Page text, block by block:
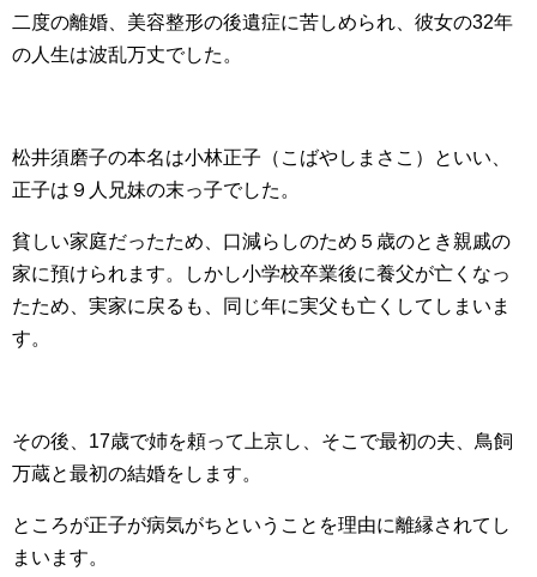
二度の離婚、美容整形の後遺症に苦しめられ、彼女の32年
の人生は波乱万丈でした。
松井須磨子の本名は小林正子（こばやしまさこ）といい、
正子は９人兄妹の末っ子でした。
貧しい家庭だったため、口減らしのため５歳のとき親戚の
家に預けられます。しかし小学校卒業後に養父が亡くなっ
たため、実家に戻るも、同じ年に実父も亡くしてしまいま
す。
その後、17歳で姉を頼って上京し、そこで最初の夫、鳥飼
万蔵と最初の結婚をします。
ところが正子が病気がちということを理由に離縁されてし
まいます。